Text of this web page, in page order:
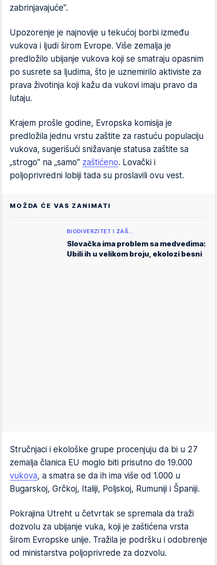
zabrinjavajuće".
Upozorenje je najnovije u tekućoj borbi između
vukova i ljudi širom Evrope. Više zemalja je
predložilo ubijanje vukova koji se smatraju opasnim
po susrete sa ljudima, što je uznemirilo aktiviste za
prava životinja koji kažu da vukovi imaju pravo da
lutaju.
Krajem prošle godine, Evropska komisija je
predložila jednu vrstu zaštite za rastuću populaciju
vukova, sugerišući snižavanje statusa zaštite sa
„strogo" na „samo" zaštićeno. Lovački i
poljoprivredni lobiji tada su proslavili ovu vest.
MOŽDA ĆE VAS ZANIMATI
BIODIVERZITET I ZAŠ…
Slovačka ima problem sa medvedima:
Ubili ih u velikom broju, ekolozi besni
Stručnjaci i ekološke grupe procenjuju da bi u 27
zemalja članica EU moglo biti prisutno do 19.000
vukova, a smatra se da ih ima više od 1.000 u
Bugarskoj, Grčkoj, Italiji, Poljskoj, Rumuniji i Španiji.
Pokrajina Utreht u četvrtak se spremala da traži
dozvolu za ubijanje vuka, koji je zaštićena vrsta
širom Evropske unije. Tražila je podršku i odobrenje
od ministarstva poljoprivrede za dozvolu.